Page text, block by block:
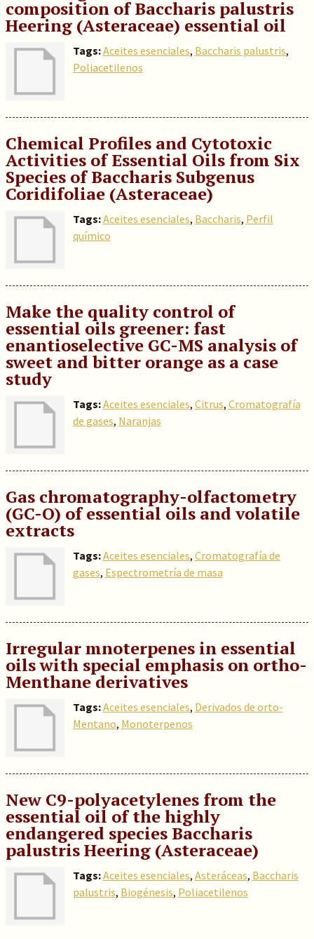
composition of Baccharis palustris
Heering (Asteraceae) essential oil
Tags:Aceites esenciales, Baccharis palustris,
Poliacetilenos
Chemical Profiles and Cytotoxic
Activities of Essential Oils from Six
Species of Baccharis Subgenus
Coridifoliae (Asteraceae)
Tags:Aceites esenciales, Baccharis, Perfil
químico
Make the quality control of
essential oils greener: fast
enantioselective GC-MS analysis of
sweet and bitter orange as a case
study
Tags:Aceites esenciales, Citrus, Cromatografía
de gases, Naranjas
Gas chromatography-olfactometry
(GC-O) of essential oils and volatile
extracts
Tags:Aceites esenciales, Cromatografía de
gases, Espectrometría de masa
Irregular mnoterpenes in essential
oils with special emphasis on ortho-
Menthane derivatives
Tags:Aceites esenciales, Derivados de orto-
Mentano, Monoterpenos
New C9-polyacetylenes from the
essential oil of the highly
endangered species Baccharis
palustris Heering (Asteraceae)
Tags:Aceites esenciales, Asteráceas, Baccharis
palustris, Biogénesis, Poliacetilenos